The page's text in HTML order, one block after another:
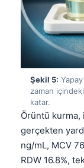
Şekil 5:
zaman
katar.
Örüntü kurma,
gerçekten
ng/mL, MCV
RDW 16.8%,